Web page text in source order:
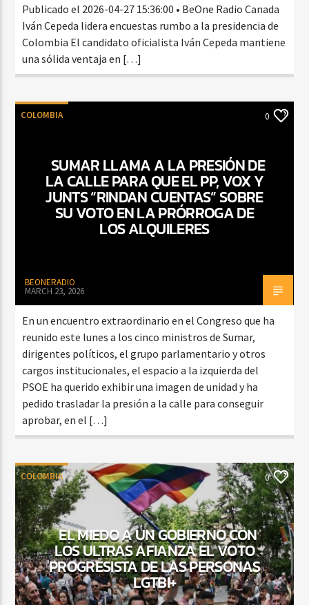
Publicado el 2026-04-27 15:36:00 • BeOne Radio Canada
Iván Cepeda lidera encuestas rumbo a la presidencia de
Colombia El candidato oficialista Iván Cepeda mantiene
una sólida ventaja en […]
COLOMBIA 0
SUMAR LLAMA A LA PRESIÓN DE
LA CALLE PARA QUE EL PP, VOX Y
JUNTS “RINDAN CUENTAS” SOBRE
SU VOTO EN LA PRÓRROGA DE
LOS ALQUILERES
BEONERADIO
MARCH 23, 2026
En un encuentro extraordinario en el Congreso que ha
reunido este lunes a los cinco ministros de Sumar,
dirigentes políticos, el grupo parlamentario y otros
cargos institucionales, el espacio a la izquierda del
PSOE ha querido exhibir una imagen de unidad y ha
pedido trasladar la presión a la calle para conseguir
aprobar, en el […]
COLOMBIA 0
EL MIEDO A UN GOBIERNO CON
LOS ULTRAS AFIANZA EL VOTO
PROGRESISTA DE LAS PERSONAS
LGTBI+